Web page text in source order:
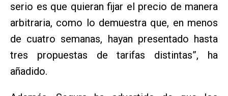
serio es que quieran fijar el precio de manera
arbitraria, como lo demuestra que, en menos
de cuatro semanas, hayan presentado hasta
tres propuestas de tarifas distintas”, ha
añadido.